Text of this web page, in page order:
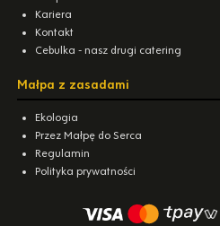
Kariera
Kontakt
Cebulka - nasz drugi catering
Małpa z zasadami
Ekologia
Przez Małpę do Serca
Regulamin
Polityka prywatności